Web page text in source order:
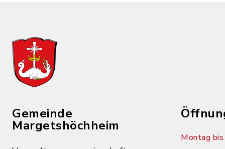
Gemeinde
Margetshöchheim
Montag